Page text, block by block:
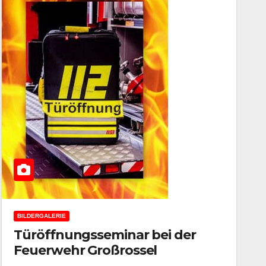
BILDERGALERIE
Türöffnungsseminar bei der
Feuerwehr Großrossel